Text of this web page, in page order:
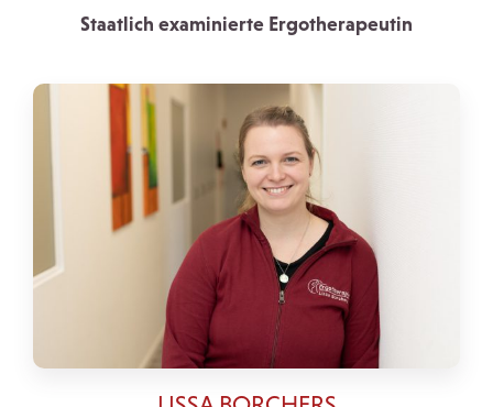
Staatlich examinierte Ergotherapeutin